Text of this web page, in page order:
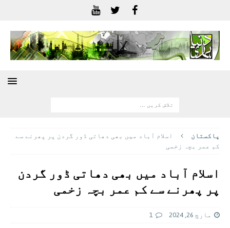
پاکستان
اسلام آباد میں بھی دھاتی ڈور گردن پر پھرنے سے
کم عمر بچہ زخمی
اسلام آباد میں بھی دھاتی ڈور گردن
پر پھرنے سے کم عمر بچہ زخمی
مارچ 26, 2024 1